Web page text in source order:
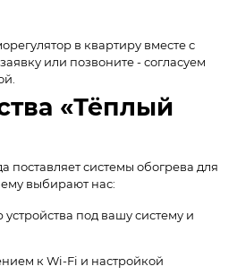
в квартиру вместе с
или позвоните - согласуем
«Тёплый
поставляет системы обогрева для
выбирают нас:
под вашу систему и
к Wi-Fi и настройкой